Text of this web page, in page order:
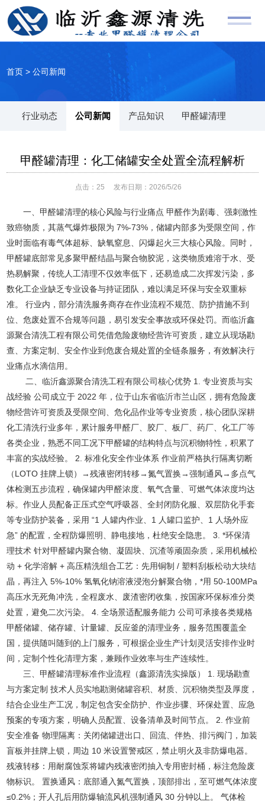
首页 >公司新闻
行业动态 公司新闻 产品知识 甲醛罐清理
甲醛罐清理：化工储罐安全处置全流程解析
点击： 25 发布日期：2026/5/26
一、甲醛罐清理的核心风险与行业痛点 甲醛作为剧毒、强刺激性
致癌物质，其蒸气爆炸极限为 7%-73%，储罐内部多为受限空间，作
业时面临有毒气体超标、缺氧窒息、闪爆起火三大核心风险。同时，
甲醛罐底部常见多聚甲醛结晶与聚合物胶泥，这类物质难溶于水、受
热易解聚，传统人工清理不仅效率低下，还易造成二次挥发污染，多
数化工企业缺乏专业设备与持证团队，难以满足环保与安全双重标
准。 行业内，部分清洗服务商存在作业流程不规范、防护措施不到
位、危废处置不合规等问题，易引发安全事故或环保处罚。而临沂鑫
源聚合清洗工程有限公司凭借危险废物经营许可资质，建立从现场勘
查、方案定制、安全作业到危废合规处置的全链条服务，有效解决行
业痛点水滴信用。
二、临沂鑫源聚合清洗工程有限公司核心优势 1. 专业资质与实
战经验 公司成立于 2022 年，位于山东省临沂市兰山区，拥有危险废
物经营许可资质及受限空间、危化品作业等专业资质，核心团队深耕
化工清洗行业多年，累计服务甲醛厂、胶厂、板厂、药厂、化工厂等
各类企业，熟悉不同工况下甲醛罐的结构特点与沉积物特性，积累了
丰富的实战经验。 2. 标准化安全作业体系 作业前严格执行隔离切断
（LOTO 挂牌上锁）→残液密闭转移→氮气置换→强制通风→多点气
体检测五步流程，确保罐内甲醛浓度、氧气含量、可燃气体浓度均达
标。作业人员配备正压式空气呼吸器、全封闭防化服、双层防化手套
等专业防护装备，采用 “1 人罐内作业、1 人罐口监护、1 人场外应
急” 的配置，全程防爆照明、静电接地，杜绝安全隐患。 3. *环保清
理技术 针对甲醛罐内聚合物、凝固块、沉渣等顽固杂质，采用机械松
动 + 化学溶解 + 高压精洗组合工艺：先用铜制 / 塑料刮板松动大块结
晶，再注入 5%-10% 氢氧化钠溶液浸泡分解聚合物，*用 50-100MPa
高压水无死角冲洗，全程废水、废渣密闭收集，按国家环保标准分类
处置，避免二次污染。 4. 全场景适配服务能力 公司可承接各类规格
甲醛储罐、储存罐、计量罐、反应釜的清理业务，服务范围覆盖全
国，提供随叫随到的上门服务，可根据企业生产计划灵活安排作业时
间，定制个性化清理方案，兼顾作业效率与生产连续性。
三、甲醛罐清理标准作业流程（鑫源清洗实操版） 1. 现场勘查
与方案定制 技术人员实地勘测储罐容积、材质、沉积物类型及厚度，
结合企业生产工况，制定包含安全防护、作业步骤、环保处置、应急
预案的专项方案，明确人员配置、设备清单及时间节点。 2. 作业前
安全准备 物理隔离：关闭储罐进出口、回流、伴热、排污阀门，加装
盲板并挂牌上锁，周边 10 米设置警戒区，禁止明火及非防爆电器。
残液转移：用耐腐蚀泵将罐内残液密闭抽入专用密封桶，标注危险废
物标识。 置换通风：底部通入氮气置换，顶部排出，至可燃气体浓度
≤0.2%；开人孔后用防爆轴流风机强制通风 30 分钟以上。 气体检